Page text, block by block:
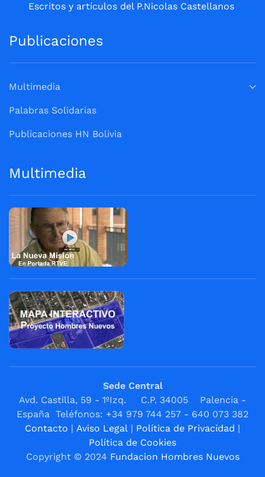
Escritos y artículos del P.Nicolas Castellanos
Publicaciones
Multimedia
Palabras Solidarias
Publicaciones HN Bolivia
Multimedia
Sede Central
Avd. Castilla, 59 - 1ºIzq. C.P. 34005 Palencia -
España Teléfonos: +34 979 744 257 - 640 073 382
Contacto | Aviso Legal | Política de Privacidad |
Política de Cookies
Copyright © 2024 Fundacion Hombres Nuevos